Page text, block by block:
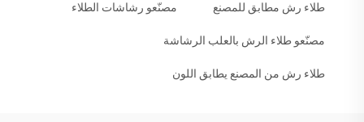
طلاء رش مطابق للمصنع مصنّعو رشاشات الطلاء
مصنّعو طلاء الرش بالعلب الرشاشة
طلاء رش من المصنع يطابق اللون